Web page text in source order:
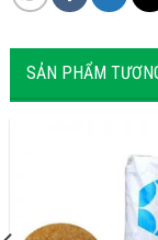
SẢN PHẨM